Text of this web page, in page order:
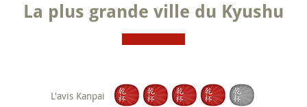
La plus grande ville du Kyushu
L'avis Kanpai